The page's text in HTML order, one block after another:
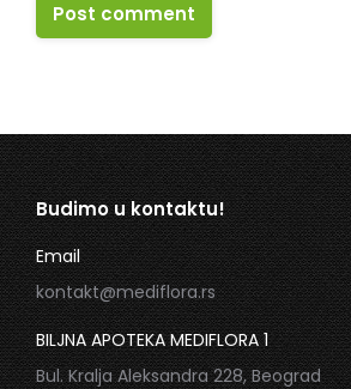
Post comment
Budimo u kontaktu!
Email
kontakt@mediflora.rs
BILJNA APOTEKA MEDIFLORA 1
Bul. Kralja Aleksandra 228, Beograd